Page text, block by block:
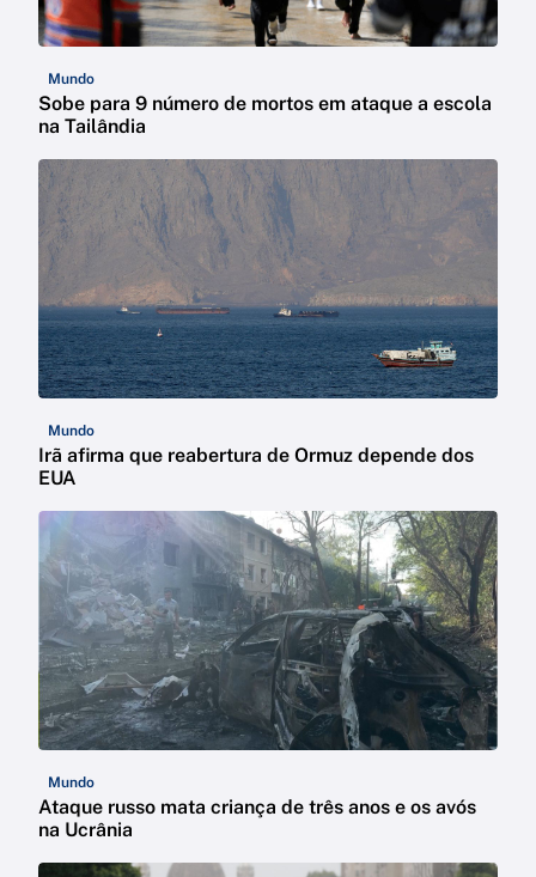
Mundo
Sobe para 9 número de mortos em ataque a escola
na Tailândia
Mundo
Irã afirma que reabertura de Ormuz depende dos
EUA
Mundo
Ataque russo mata criança de três anos e os avós
na Ucrânia